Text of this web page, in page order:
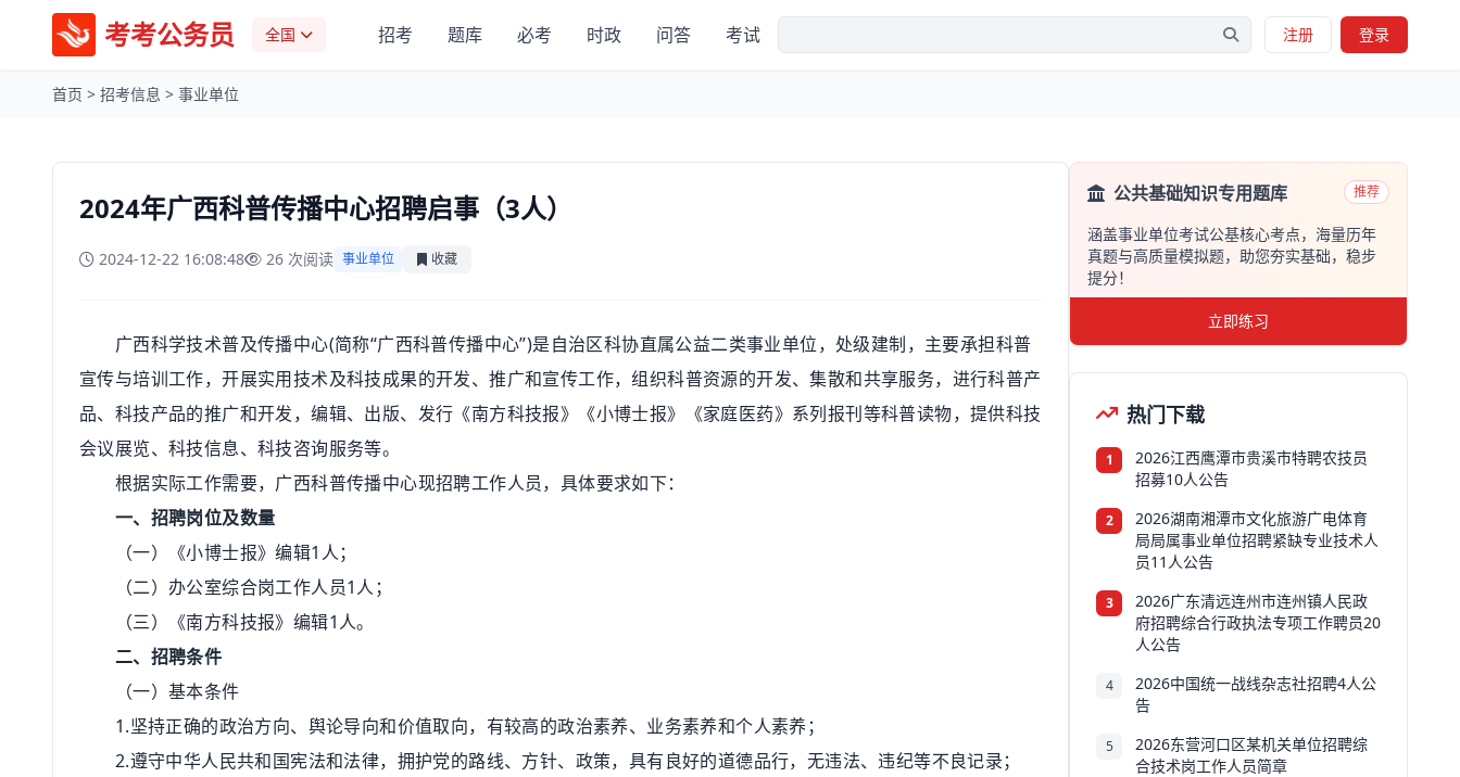
考考公务员 全国 招考 题库 必考 时政 问答 考试 注册 登录
首页 > 招考信息 > 事业单位
2024年广西科普传播中心招聘启事（3人）
2024-12-22 16:08:48 26 次阅读 事业单位 收藏
广西科学技术普及传播中心(简称“广西科普传播中心”)是自治区科协直属公益二类事业单位，处级建制，主要承担科普
宣传与培训工作，开展实用技术及科技成果的开发、推广和宣传工作，组织科普资源的开发、集散和共享服务，进行科普产
品、科技产品的推广和开发，编辑、出版、发行《南方科技报》《小博士报》《家庭医药》系列报刊等科普读物，提供科技
会议展览、科技信息、科技咨询服务等。
根据实际工作需要，广西科普传播中心现招聘工作人员，具体要求如下：
一、招聘岗位及数量
（一）《小博士报》编辑1人；
（二）办公室综合岗工作人员1人；
（三）《南方科技报》编辑1人。
二、招聘条件
（一）基本条件
1.坚持正确的政治方向、舆论导向和价值取向，有较高的政治素养、业务素养和个人素养；
2.遵守中华人民共和国宪法和法律，拥护党的路线、方针、政策，具有良好的道德品行，无违法、违纪等不良记录；
公共基础知识专用题库 推荐
涵盖事业单位考试公基核心考点，海量历年
真题与高质量模拟题，助您夯实基础，稳步
提分！
立即练习
热门下载
1
2026江西鹰潭市贵溪市特聘农技员
招募10人公告
2
2026湖南湘潭市文化旅游广电体育
局局属事业单位招聘紧缺专业技术人
员11人公告
3
2026广东清远连州市连州镇人民政
府招聘综合行政执法专项工作聘员20
人公告
4
2026中国统一战线杂志社招聘4人公
告
5
2026东营河口区某机关单位招聘综
合技术岗工作人员简章